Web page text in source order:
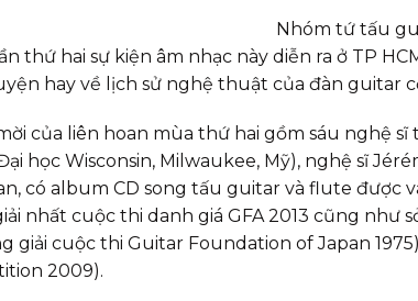
Nhóm tứ tấu
thứ hai sự kiện âm nhạc này diễn ra ở TP
hay về lịch sử nghệ thuật của đàn guitar
của liên hoan mùa thứ hai gồm sáu nghệ
học Wisconsin, Milwaukee, Mỹ), nghệ sĩ
có album CD song tấu guitar và flute được
nhất cuộc thi danh giá GFA 2013 cũng như
giải cuộc thi Guitar Foundation of Japan
2009).